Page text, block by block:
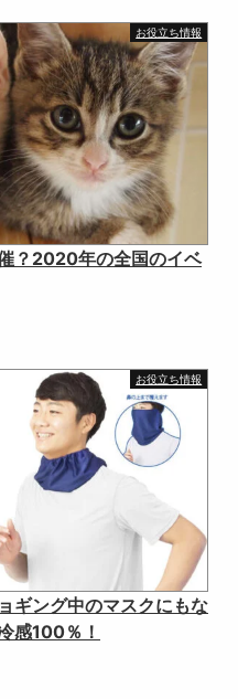
お役立ち情報
？2020年の全国のイベ
お役立ち情報
ギング中のマスクにもな
感100％！